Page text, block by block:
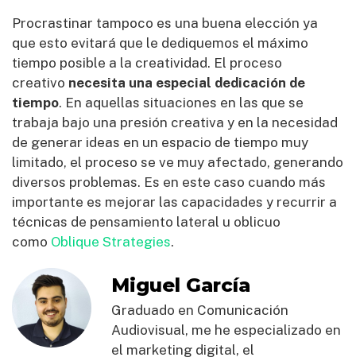
Procrastinar tampoco es una buena elección ya
que esto evitará que le dediquemos el máximo
tiempo posible a la creatividad. El proceso
creativo necesita una especial dedicación de
tiempo. En aquellas situaciones en las que se
trabaja bajo una presión creativa y en la necesidad
de generar ideas en un espacio de tiempo muy
limitado, el proceso se ve muy afectado, generando
diversos problemas. Es en este caso cuando más
importante es mejorar las capacidades y recurrir a
técnicas de pensamiento lateral u oblicuo
como Oblique Strategies.
Miguel García
Graduado en Comunicación
Audiovisual, me he especializado en
el marketing digital, el